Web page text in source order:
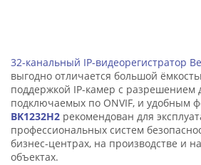
32-канальный IP-видеорегистратор
выгодно отличается большой
поддержкой IP-камер с разрешением
подключаемых по ONVIF, и удобным
BK1232H2 рекомендован для
профессиональных систем
бизнес-центрах, на производстве и
объектах.